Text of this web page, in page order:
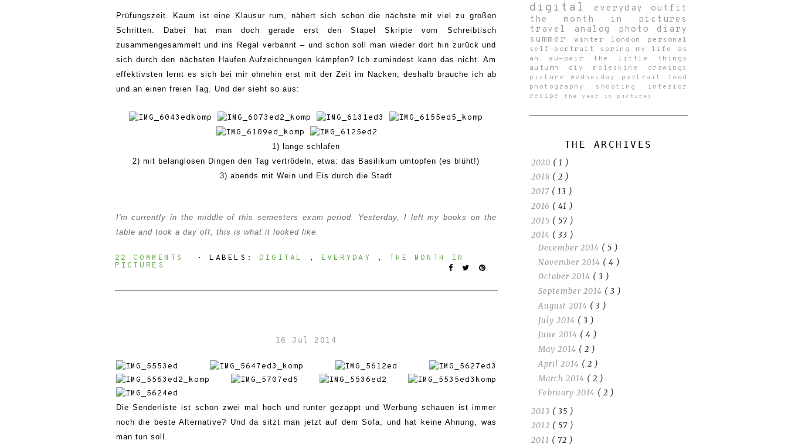
Prüfungszeit. Kaum ist eine Klausur rum, nähert sich schon die nächste mit viel zu großen
Schritten. Dabei hat man doch gerade erst den Stapel Skripte vom Schreibtisch
zusammengesammelt und ins Regal verbannt – und schon soll man wieder dort hin zurück und
sich durch den nächsten Haufen Aufzeichnungen kämpfen? Ich zumindest kann das nicht. Am
effektivsten lernt es sich bei mir ohnehin erst mit der Zeit im Nacken, deshalb brauche ich ab
und an einen freien Tag. Und der sieht so aus:
1) lange schlafen
2) mit belanglosen Dingen den Tag vertrödeln, etwa: das Basilikum umtopfen (es blüht!)
3) abends mit Wein und Eis durch die Stadt
I'm currently in the middle of this semesters exam period. Yesterday, I left my books on the
table and took a day off, this is what it looked like.
22 COMMENTS ⋅ LABELS: DIGITAL , EVERYDAY , THE MONTH IN
PICTURES
16 Jul 2014
Die Senderliste ist schon zwei mal hoch und runter gezappt und Werbung schauen ist immer
noch die beste Alternative? Und da sitzt man jetzt auf dem Sofa, und hat keine Ahnung, was
man tun soll.
digital everyday outfit
the month in pictures
travel
analog
photo diary
summerwinter london personal
self-portrait spring my life as
an au-pair the little things
autumn
diy moleskine drawings
picture wednesday portrait
food
photography shooting
interior
recipe
the year in pictures
THE ARCHIVES
2020 ( 1 )
2018 ( 2 )
2017 ( 13 )
2016 ( 41 )
2015 ( 57 )
2014 ( 33 )
December 2014 ( 5 )
November 2014 ( 4 )
October 2014 ( 3 )
September 2014 ( 3 )
August 2014 ( 3 )
July 2014 ( 3 )
June 2014 ( 4 )
May 2014 ( 2 )
April 2014 ( 2 )
March 2014 ( 2 )
February 2014 ( 2 )
2013 ( 35 )
2012 ( 57 )
2011 ( 72 )